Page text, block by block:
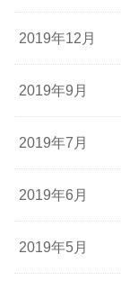
2019年12月
2019年9月
2019年7月
2019年6月
2019年5月